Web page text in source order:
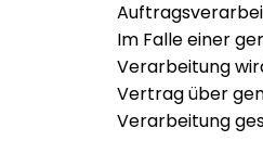
Im Falle einer
Verarbeitung
Vertrag über
Verarbeitung